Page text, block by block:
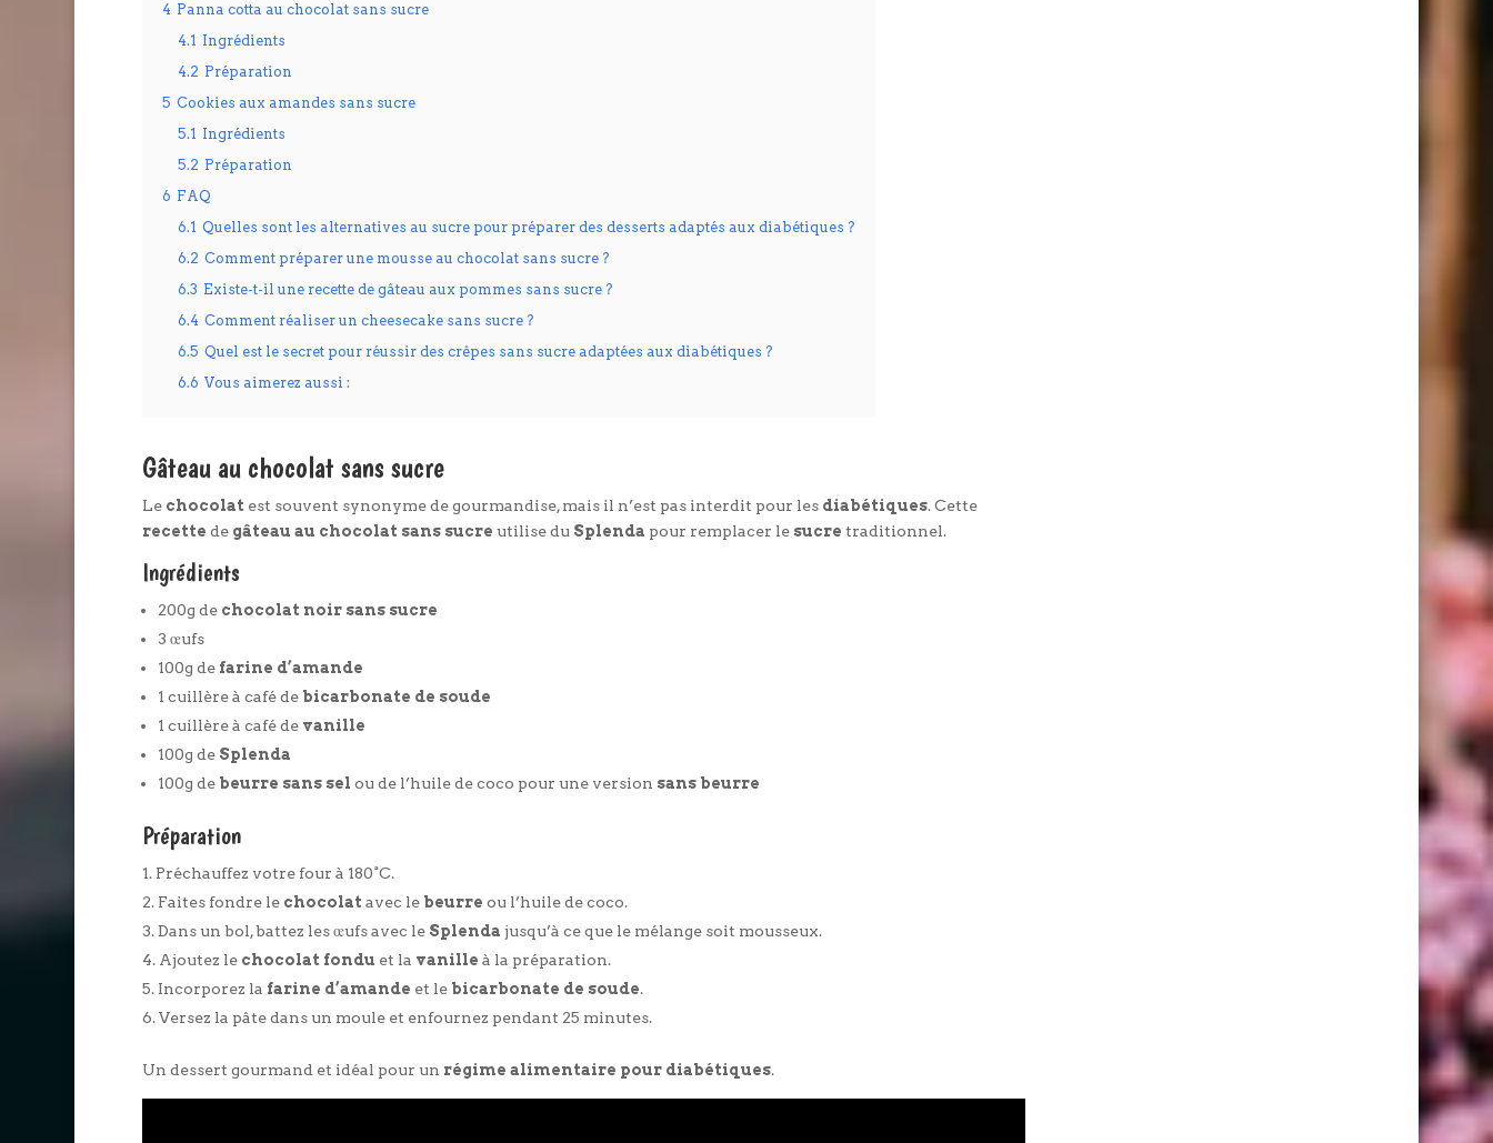
4 Panna cotta au chocolat sans sucre
4.1 Ingrédients
4.2 Préparation
5 Cookies aux amandes sans sucre
5.1 Ingrédients
5.2 Préparation
6 FAQ
6.1 Quelles sont les alternatives au sucre pour préparer des desserts adaptés aux diabétiques ?
6.2 Comment préparer une mousse au chocolat sans sucre ?
6.3 Existe-t-il une recette de gâteau aux pommes sans sucre ?
6.4 Comment réaliser un cheesecake sans sucre ?
6.5 Quel est le secret pour réussir des crêpes sans sucre adaptées aux diabétiques ?
6.6 Vous aimerez aussi :
Gâteau au chocolat sans sucre
Le chocolat est souvent synonyme de gourmandise, mais il n’est pas interdit pour les diabétiques. Cette
recette de gâteau au chocolat sans sucre utilise du Splenda pour remplacer le sucre traditionnel.
Ingrédients
200g de chocolat noir sans sucre
3 œufs
100g de farine d’amande
1 cuillère à café de bicarbonate de soude
1 cuillère à café de vanille
100g de Splenda
100g de beurre sans sel ou de l’huile de coco pour une version sans beurre
Préparation
Préchauffez votre four à 180°C.
Faites fondre le chocolat avec le beurre ou l’huile de coco.
Dans un bol, battez les œufs avec le Splenda jusqu’à ce que le mélange soit mousseux.
Ajoutez le chocolat fondu et la vanille à la préparation.
Incorporez la farine d’amande et le bicarbonate de soude.
Versez la pâte dans un moule et enfournez pendant 25 minutes.
Un dessert gourmand et idéal pour un régime alimentaire pour diabétiques.